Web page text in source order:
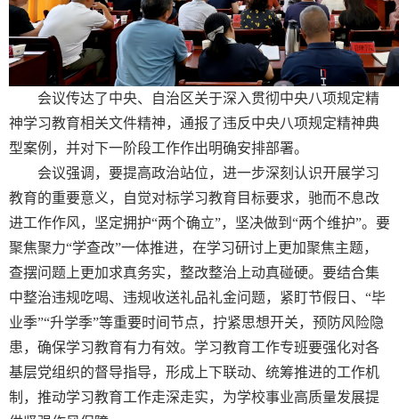
会议传达了中央、自治区关于深入贯彻中央八项规定精
神学习教育相关文件精神，通报了违反中央八项规定精神典
型案例，并对下一阶段工作作出明确安排部署。
会议强调，要提高政治站位，进一步深刻认识开展学习
教育的重要意义，自觉对标学习教育目标要求，驰而不息改
进工作作风，坚定拥护“两个确立”，坚决做到“两个维护”。要
聚焦聚力“学查改”一体推进，在学习研讨上更加聚焦主题，
查摆问题上更加求真务实，整改整治上动真碰硬。要结合集
中整治违规吃喝、违规收送礼品礼金问题，紧盯节假日、“毕
业季”“升学季”等重要时间节点，拧紧思想开关，预防风险隐
患，确保学习教育有力有效。学习教育工作专班要强化对各
基层党组织的督导指导，形成上下联动、统筹推进的工作机
制，推动学习教育工作走深走实，为学校事业高质量发展提